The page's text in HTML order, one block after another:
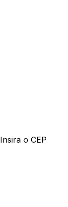
Insira o CEP